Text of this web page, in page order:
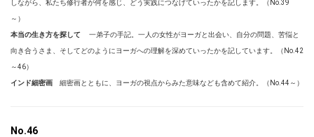
しながら、私たち修行者が何を感じ、どう実践につなげていったかを記します。（No.39
～）
本当の生き方を探して 一弟子の手記。一人の女性がヨーガと出会い、自分の問題、苦悩と
向き合うさま、そしてどのようにヨーガへの理解を深めていったかを記しています。（No.42
～46）
インド細密画 細密画とともに、ヨーガの視点からみた意味なども含めて紹介。（No.44～）
No.46